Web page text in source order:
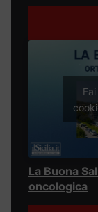
La Buona
oncologica